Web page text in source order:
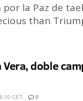
por la Paz de
than
doble
CET 0